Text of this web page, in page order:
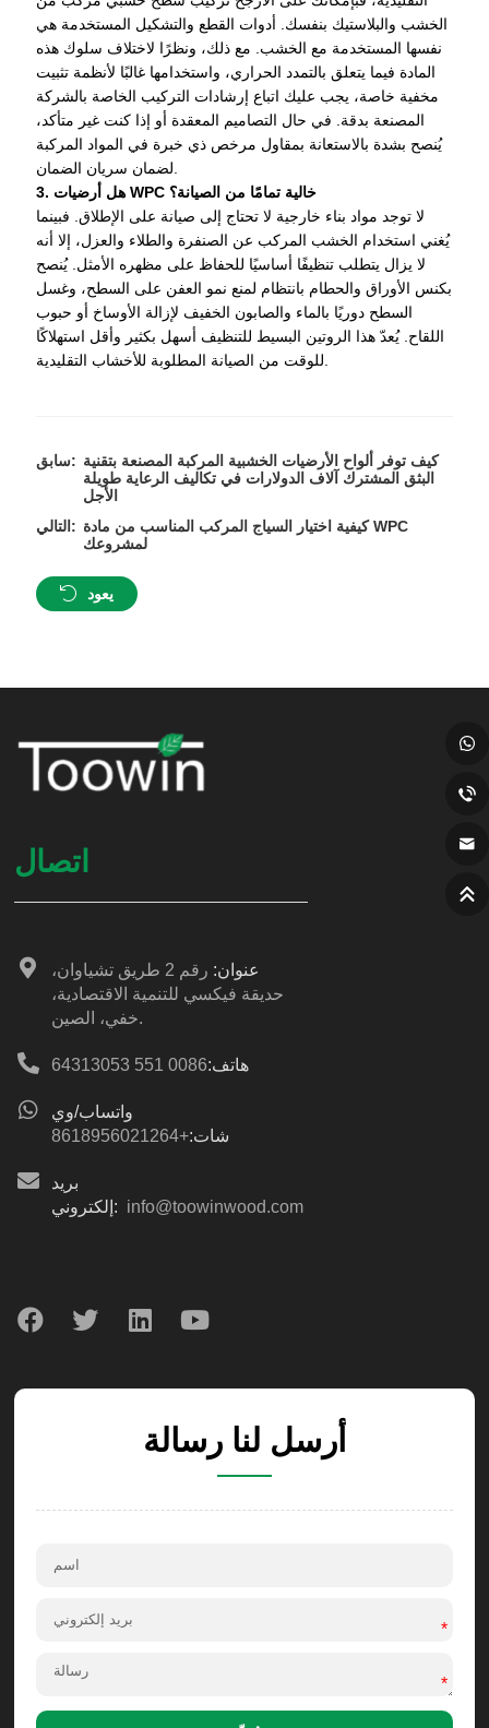
الخشب والبلاستيك بنفسك. أدوات القطع والتشكيل المستخدمة هي
نفسها المستخدمة مع الخشب. مع ذلك، ونظرًا لاختلاف سلوك هذه
المادة فيما يتعلق بالتمدد الحراري، واستخدامها غالبًا لأنظمة تثبيت
مخفية خاصة، يجب عليك اتباع إرشادات التركيب الخاصة بالشركة
المصنعة بدقة. في حال التصاميم المعقدة أو إذا كنت غير متأكد،
يُنصح بشدة بالاستعانة بمقاول مرخص ذي خبرة في المواد المركبة
3. هل أرضيات WPC خالية تمامًا من الصيانة؟
لا توجد مواد بناء خارجية لا تحتاج إلى صيانة على الإطلاق. فبينما
يُغني استخدام الخشب المركب عن الصنفرة والطلاء والعزل، إلا أنه
لا يزال يتطلب تنظيفًا أساسيًا للحفاظ على مظهره الأمثل. يُنصح
بكنس الأوراق والحطام بانتظام لمنع نمو العفن على السطح، وغسل
السطح دوريًا بالماء والصابون الخفيف لإزالة الأوساخ أو حبوب
اللقاح. يُعدّ هذا الروتين البسيط للتنظيف أسهل بكثير وأقل استهلاكًا
سابق: كيف توفر ألواح الأرضيات الخشبية المركبة المصنعة بتقنية
البثق المشترك آلاف الدولارات في تكاليف الرعاية طويلة
الأجل
التالي: كيفية اختيار السياج المركب المناسب من مادة WPC
لمشروعك
يعود
اتصال
عنوان:
رقم 2 طريق تشياوان،
حديقة فيكسي للتنمية الاقتصادية،
خفي، الصين.
هاتف:0086 551 64313053
واتساب/وي
شات:+8618956021264
بريد
إلكتروني: info@toowinwood.com
أرسل لنا رسالة
*
*